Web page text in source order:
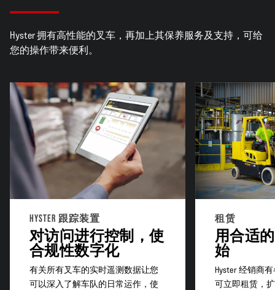
Hyster 拥有高性能的叉车，再加上其保养服务及支持，可给
您的操作带来便利。
HYSTER 跟踪装置
对访问进行控制，使
合规性数字化
有关所有叉车的实时遥测数据让您
可以深入了解车队的日常运作，使
租赁
用合适
始
Hyster 经销商
可立即租赁，